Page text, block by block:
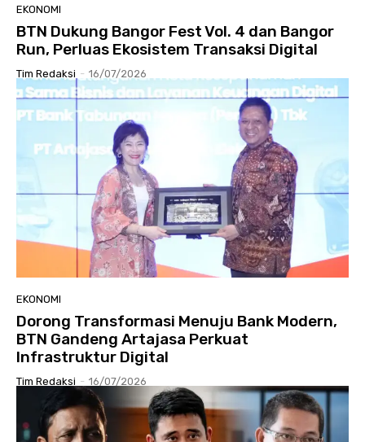
EKONOMI
BTN Dukung Bangor Fest Vol. 4 dan Bangor
Run, Perluas Ekosistem Transaksi Digital
Tim Redaksi - 16/07/2026
EKONOMI
Dorong Transformasi Menuju Bank Modern,
BTN Gandeng Artajasa Perkuat
Infrastruktur Digital
Tim Redaksi - 16/07/2026